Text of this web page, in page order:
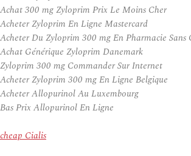
Achat 300 mg Zyloprim Prix Le Moins Cher
Acheter Zyloprim En Ligne Mastercard
Acheter Du Zyloprim 300 mg En Pharmacie Sans
Achat Générique Zyloprim Danemark
Zyloprim 300 mg Commander Sur Internet
Acheter Zyloprim 300 mg En Ligne Belgique
Acheter Allopurinol Au Luxembourg
Bas Prix Allopurinol En Ligne
cheap Cialis